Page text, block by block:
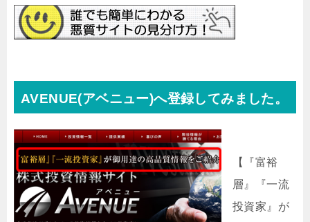
AVENUE(アベニュー)へ登録してみました。
【『富裕
層』『一流
投資家』が